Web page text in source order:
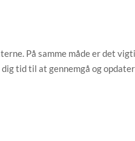
På samme måde er det
tid til at gennemgå og